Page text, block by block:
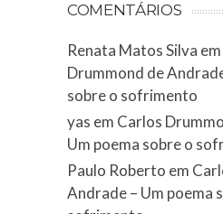
COMENTÁRIOS
Renata Matos Silva em
Drummond de
sobre o sofrimento
yas em Carlos
Um poema sobre o
Paulo Roberto em
Andrade – Um poema